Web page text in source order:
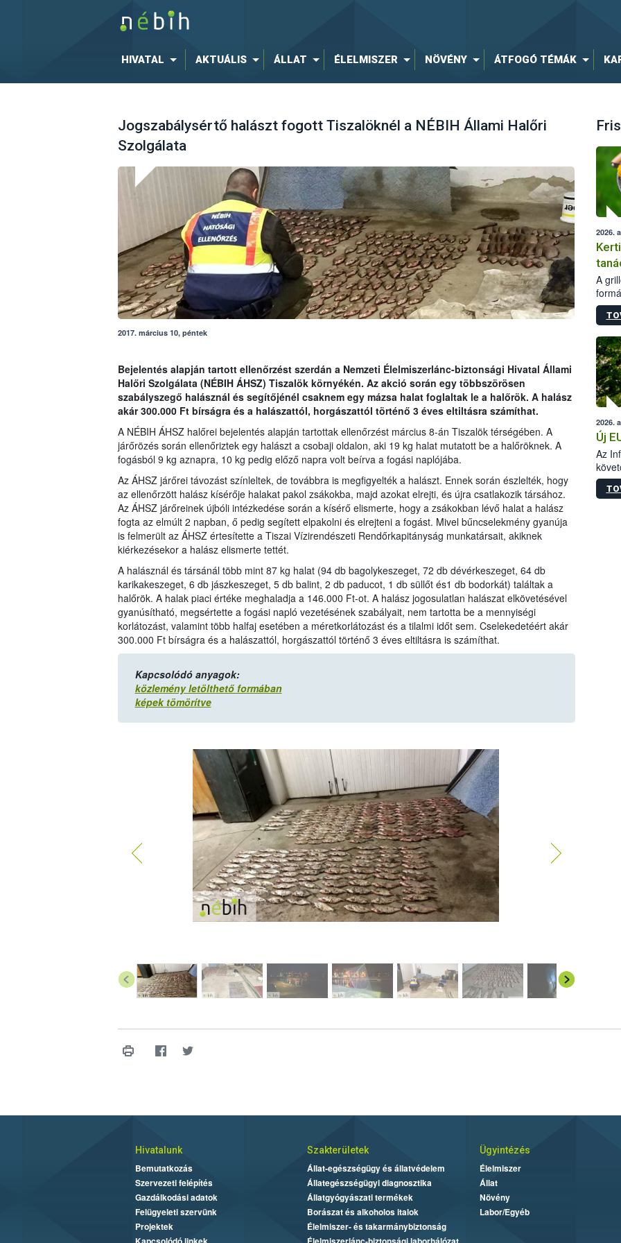
HIVATAL AKTUÁLIS ÁLLAT ÉLELMISZER NÖVÉNY ÁTFOGÓ TÉMÁK
Jogszabálysértő halászt fogott Tiszalöknél a NÉBIH Állami Halőri
Szolgálata
2017. március 10, péntek
Bejelentés alapján tartott ellenőrzést szerdán a Nemzeti Élelmiszerlánc-biztonsági Hivatal Állami
Halőri Szolgálata (NÉBIH ÁHSZ) Tiszalök környékén. Az akció során egy többszörösen
szabályszegő halásznál és segítőjénél csaknem egy mázsa halat foglaltak le a halőrök. A halász
akár 300.000 Ft bírságra és a halászattól, horgászattól történő 3 éves eltiltásra számíthat.
A NÉBIH ÁHSZ halőrei bejelentés alapján tartottak ellenőrzést március 8-án Tiszalök térségében. A
járőrözés során ellenőriztek egy halászt a csobaji oldalon, aki 19 kg halat mutatott be a halőröknek. A
fogásból 9 kg aznapra, 10 kg pedig előző napra volt beírva a fogási naplójába.
Az ÁHSZ járőrei távozást színleltek, de továbbra is megfigyelték a halászt. Ennek során észlelték, hogy
az ellenőrzött halász kísérője halakat pakol zsákokba, majd azokat elrejti, és újra csatlakozik társához.
Az ÁHSZ járőreinek újbóli intézkedése során a kísérő elismerte, hogy a zsákokban lévő halat a halász
fogta az elmúlt 2 napban, ő pedig segített elpakolni és elrejteni a fogást. Mivel bűncselekmény gyanúja
is felmerült az ÁHSZ értesítette a Tiszai Vízirendészeti Rendőrkapitányság munkatársait, akiknek
kiérkezésekor a halász elismerte tettét.
A halásznál és társánál több mint 87 kg halat (94 db bagolykeszeget, 72 db dévérkeszeget, 64 db
karikakeszeget, 6 db jászkeszeget, 5 db balint, 2 db paducot, 1 db süllőt és1 db bodorkát) találtak a
halőrök. A halak piaci értéke meghaladja a 146.000 Ft-ot. A halász jogosulatlan halászat elkövetésével
gyanúsítható, megsértette a fogási napló vezetésének szabályait, nem tartotta be a mennyiségi
korlátozást, valamint több halfaj esetében a méretkorlátozást és a tilalmi időt sem. Cselekedetéért akár
300.000 Ft bírságra és a halászattól, horgászattól történő 3 éves eltiltásra is számíthat.
Kapcsolódó anyagok:
közlemény letölthető formában
képek tömörítve
2026.
A
a
2026.
Új
Az
Hivatalunk
Bemutatkozás
Szervezeti felépítés
Gazdálkodási adatok
Felügyeleti szervünk
Projektek
Szakterületek
Állat-egészségügy és állatvédelem
Állategészségügyi diagnosztika
Állatgyógyászati termékek
Borászat és alkoholos italok
Élelmiszer- és takarmánybiztonság
Ügyintézés
Élelmiszer
Állat
Növény
Labor/Egyéb